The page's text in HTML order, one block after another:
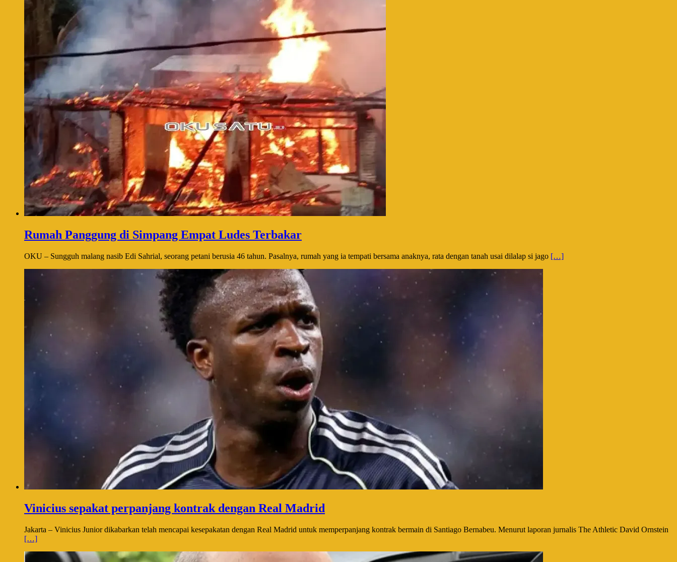
Rumah Panggung di Simpang Empat Ludes Terbakar
OKU – Sungguh malang nasib Edi Sahrial, seorang petani berusia 46 tahun. Pasalnya, rumah yang ia tempati bersama anaknya, rata dengan tanah usai dilalap si jago […]
Vinicius sepakat perpanjang kontrak dengan Real Madrid
Jakarta – Vinicius Junior dikabarkan telah mencapai kesepakatan dengan Real Madrid untuk memperpanjang kontrak bermain di Santiago Bernabeu. Menurut laporan jurnalis The Athletic David Ornstein
[…]